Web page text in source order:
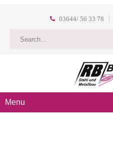
03644/ 56 33 78
Menu